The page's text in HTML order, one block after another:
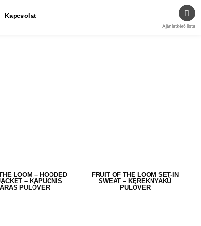
Kapcsolat
Ajánlatkérő lista
LOOM – HOODED
– KAPUCNIS
PULÓVER
FRUIT OF THE LOOM SET-IN
SWEAT – KEREKNYAKÚ
PULÓVER